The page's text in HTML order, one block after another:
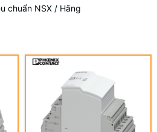
chuẩn NSX / Hãng